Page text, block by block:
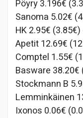
Pöyry 3.196€
Sanoma 5.02€
HK 2.95€
Apetit 12.69€
Comptel 1.55€
Basware 38.20€
Stockmann B
Lemminkäinen
Ixonos 0.06€